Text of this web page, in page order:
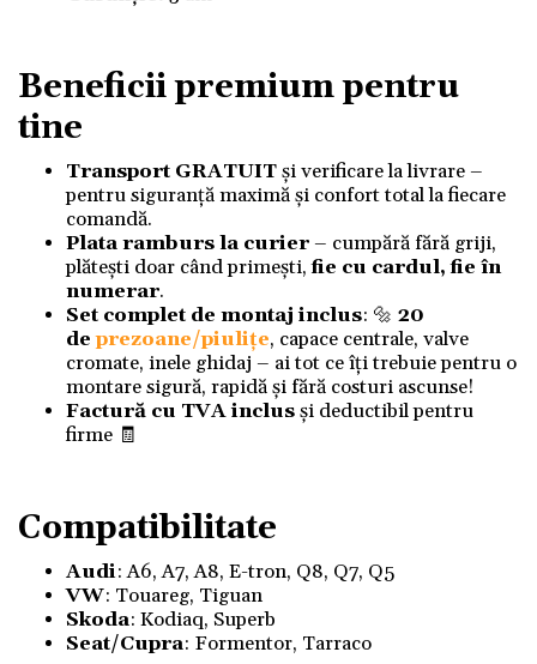
Beneficii premium pentru
tine
Transport GRATUITși verificare la livrare –
pentru siguranță maximă și confort total la fiecare
comandă.
Plata ramburs la curier– cumpără fără griji,
plătești doar când primești,fie cu cardul, fie în
numerar.
Set complet de montaj inclus: 🔩 20
deprezoane/piulițe, capace centrale, valve
cromate, inele ghidaj – ai tot ce îți trebuie pentru o
montare sigură, rapidă și fără costuri ascunse!
Factură cu TVA inclusși deductibil pentru
firme 🧾
Compatibilitate
Audi: A6, A7, A8, E-tron, Q8, Q7, Q5
VW: Touareg, Tiguan
Skoda: Kodiaq, Superb
Seat/Cupra: Formentor, Tarraco